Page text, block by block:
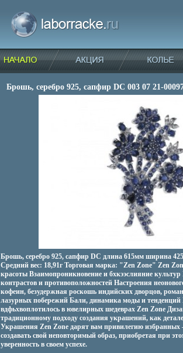
Брошь, серебро 925, сапфир DC 003 07 21-
Брошь, серебро 925, сапфир DC длина 615мм ширина
Средний вес: 18,91г Торговая марка: "Zen Zone" Zen
красоты Взаимопроникновение и бхкээслияние культур
контрастов и противоположностей Настроения
кофеин, безудержная роскошь индийских дворцов,
лазурных побережий Бали, динамика моды и тенденций
вдфьхвоплотилось в ювелирных шедеврах Zen Zone
традиционному подходу создания украшений, как
Украшения Zen Zone дарят вам привилегию избранных
создавать свой неповторимый образ, приобретая при
уверенность в своем успехе.